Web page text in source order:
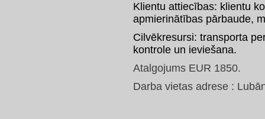
Klientu attiecības: klientu
apmierinātības pārbaude,
Cilvēkresursi: transporta
kontrole un ieviešana.
Atalgojums EUR 1850.
Darba vietas adrese :